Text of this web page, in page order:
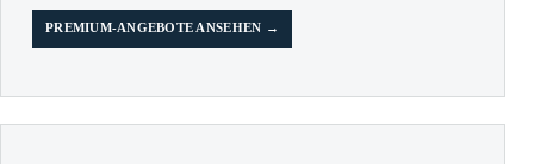
PREMIUM-ANGEBOTE ANSEHEN →